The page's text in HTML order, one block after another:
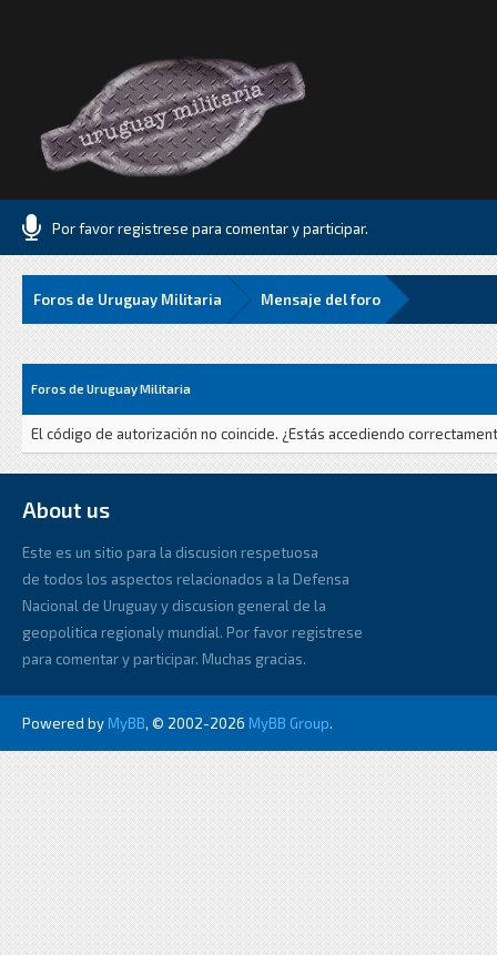
Por favor registrese para comentar y participar.
Foros de Uruguay Militaria Mensaje del foro
Foros de Uruguay Militaria
El código de autorización no coincide. ¿Estás accediendo
About us
Este es un sitio para la discusion respetuosa
de todos los aspectos relacionados a la Defensa
Nacional de Uruguay y discusion general de la
geopolitica regionaly mundial. Por favor registrese
para comentar y participar. Muchas gracias.
Powered by MyBB, © 2002-2026 MyBB Group.